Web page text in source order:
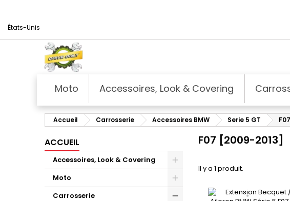
États-Unis
Moto Accessoires, Look & Covering
Accueil Carrosserie Accessoires BMW Serie 5 GT
ACCUEIL
Accessoires, Look & Covering
Moto
Carrosserie
F07 [2009-2013]
Il y a 1 produit.